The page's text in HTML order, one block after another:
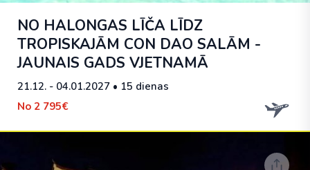
NO HALONGAS LĪČA LĪDZ
TROPISKAJĀM CON DAO SALĀM -
JAUNAIS GADS VJETNAMĀ
21.12. - 04.01.2027 • 15 dienas
No 2 795€